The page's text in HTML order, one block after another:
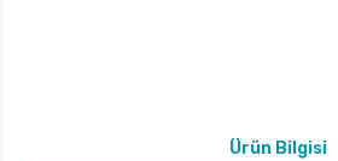
Ürün Bilgisi